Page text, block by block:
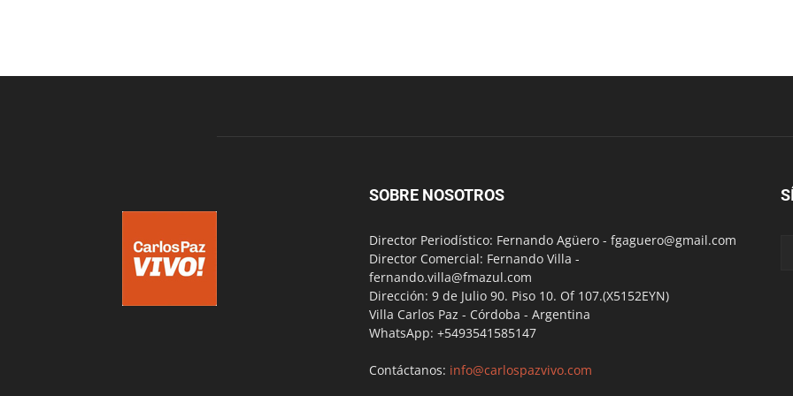
SOBRE NOSOTROS
Director Periodístico: Fernando Agüero - fgaguero@gmail.com
Director Comercial: Fernando Villa -
fernando.villa@fmazul.com
Dirección: 9 de Julio 90. Piso 10. Of 107.(X5152EYN)
Villa Carlos Paz - Córdoba - Argentina
WhatsApp: +5493541585147
Contáctanos: info@carlospazvivo.com